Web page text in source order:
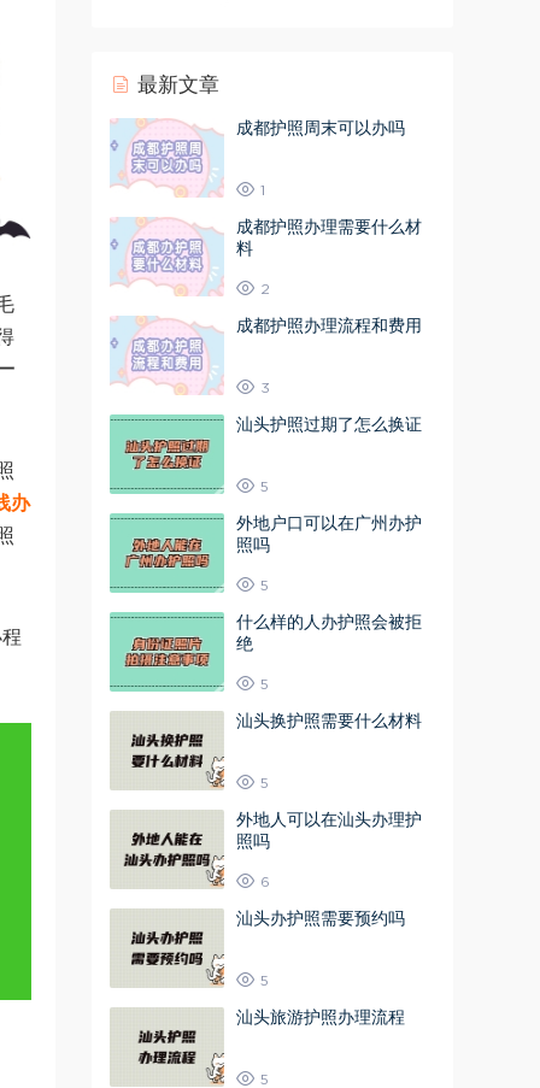
办
最新文章
成都护照周末可以办吗
1
成都护照办理需要什么材
料
2
成都护照办理流程和费用
3
汕头护照过期了怎么换证
5
外地户口可以在广州办护
照吗
5
什么样的人办护照会被拒
绝
5
汕头换护照需要什么材料
5
外地人可以在汕头办理护
照吗
6
汕头办护照需要预约吗
5
汕头旅游护照办理流程
5